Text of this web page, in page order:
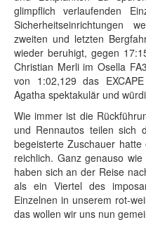
glimpflich verlaufenden
Sicherheitseinrichtungen
zweiten und letzten
wieder beruhigt, gegen
Christian Merli im Osella
von 1:02,129 das
Agatha spektakulär und
Wie immer ist die
und Rennautos teilen sich
begeisterte Zuschauer
reichlich. Ganz genauso
haben sich an der Reise
als ein Viertel des
Einzelnen in unserem rot-
das wollen wir uns nun